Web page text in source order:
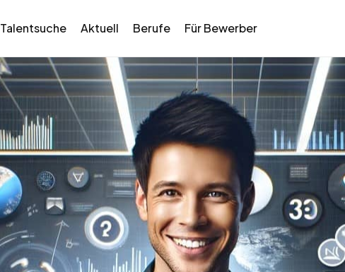
Talentsuche Aktuell Berufe Für Bewerber